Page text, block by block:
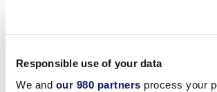
Responsible use of your data
We and our 980 partners process your
Speisekarte